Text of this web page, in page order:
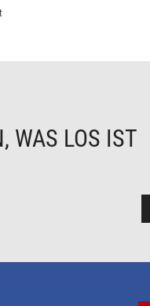
WAS LOS IST